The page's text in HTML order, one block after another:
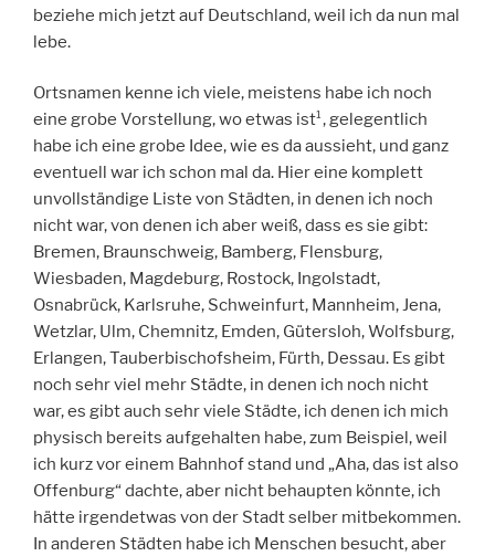
beziehe mich jetzt auf Deutschland, weil ich da nun mal
lebe.
Ortsnamen kenne ich viele, meistens habe ich noch
eine grobe Vorstellung, wo etwas ist¹, gelegentlich
habe ich eine grobe Idee, wie es da aussieht, und ganz
eventuell war ich schon mal da. Hier eine komplett
unvollständige Liste von Städten, in denen ich noch
nicht war, von denen ich aber weiß, dass es sie gibt:
Bremen, Braunschweig, Bamberg, Flensburg,
Wiesbaden, Magdeburg, Rostock, Ingolstadt,
Osnabrück, Karlsruhe, Schweinfurt, Mannheim, Jena,
Wetzlar, Ulm, Chemnitz, Emden, Gütersloh, Wolfsburg,
Erlangen, Tauberbischofsheim, Fürth, Dessau. Es gibt
noch sehr viel mehr Städte, in denen ich noch nicht
war, es gibt auch sehr viele Städte, ich denen ich mich
physisch bereits aufgehalten habe, zum Beispiel, weil
ich kurz vor einem Bahnhof stand und „Aha, das ist also
Offenburg“ dachte, aber nicht behaupten könnte, ich
hätte irgendetwas von der Stadt selber mitbekommen.
In anderen Städten habe ich Menschen besucht, aber